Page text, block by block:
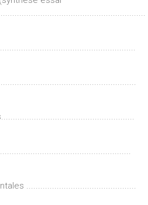
...............................................